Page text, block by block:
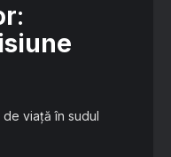
:
de viață în sudul